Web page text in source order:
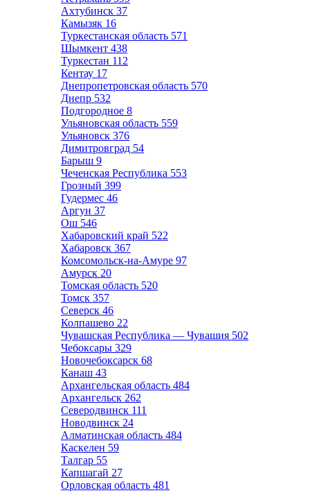
Ахтубинск 37
Камызяк 16
Туркестанская область 571
Шымкент 438
Туркестан 112
Кентау 17
Днепропетровская область 570
Днепр 532
Подгородное 8
Ульяновская область 559
Ульяновск 376
Димитровград 54
Барыш 9
Чеченская Республика 553
Грозный 399
Гудермес 46
Аргун 37
Ош 546
Хабаровский край 522
Хабаровск 367
Комсомольск-на-Амуре 97
Амурск 20
Томская область 520
Томск 357
Северск 46
Колпашево 22
Чувашская Республика — Чувашия 502
Чебоксары 329
Новочебоксарск 68
Канаш 43
Архангельская область 484
Архангельск 262
Северодвинск 111
Новодвинск 24
Алматинская область 484
Каскелен 59
Талгар 55
Капшагай 27
Орловская область 481